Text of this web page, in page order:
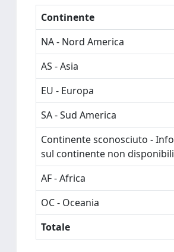
Continente
NA - Nord America
AS - Asia
EU - Europa
SA - Sud America
Continente sconosciuto - Info
sul continente non disponibili
AF - Africa
OC - Oceania
Totale